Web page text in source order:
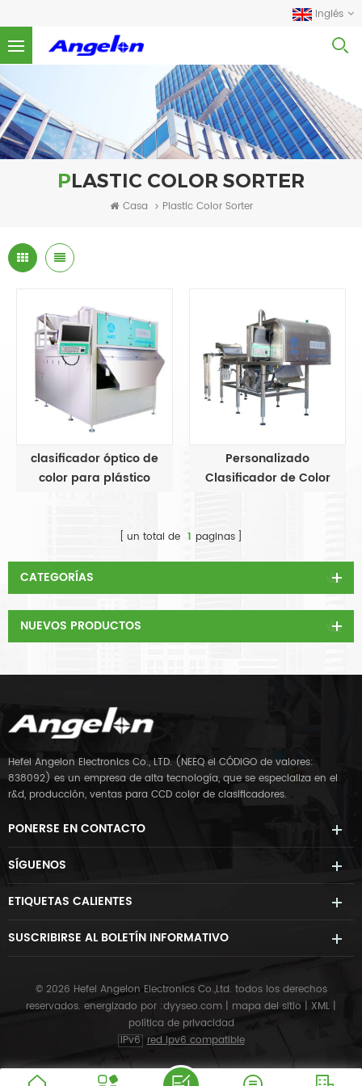
Inglés
PLASTIC COLOR SORTER
Casa Plastic Color Sorter
clasificador óptico de
color para plástico
Personalizado
Clasificador de Color
un total de 1 paginas
CATEGORÍAS
NUEVOS PRODUCTOS
Hefei Angelon Electronics Co., LTD. (NEEQ el CÓDIGO de valores:
838092) es un empresa de alta tecnología, que se especializa en el
r&d, producción, ventas para CCD color de clasificadores.
PONERSE EN CONTACTO
SÍGUENOS
ETIQUETAS CALIENTES
SUSCRIBIRSE AL BOLETÍN INFORMATIVO
© 2026 Hefei Angelon Electronics Co.,Ltd. todos los derechos
reservados. energizado por :dyyseo.com | mapa del sitio | XML |
política de privacidad
IPv6 red ipv6 compatible